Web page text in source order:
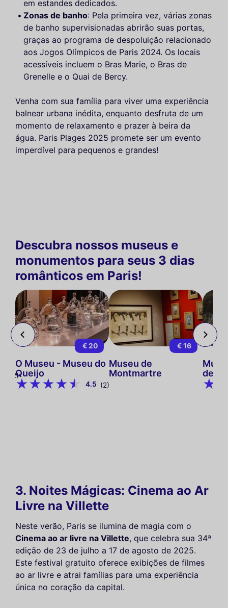
em estandes dedicados.
Zonas de banho: Pela primeira vez, várias zonas
de banho supervisionadas abrirão suas portas,
graças ao programa de despoluição relacionado
aos Jogos Olímpicos de Paris 2024. Os locais
acessíveis incluem o Bras Marie, o Bras de
Grenelle e o Quai de Bercy.
Venha com sua família para viver uma experiência
balnear urbana inédita, enquanto desfruta de um
momento de relaxamento e prazer à beira da
água. Paris Plages 2025 promete ser um evento
imperdível para pequenos e grandes!
Descubra nossos museus e
monumentos para seus 3 dias
românticos em Paris!
(12)
€ 20
O Museu - Museu do
Queijo
4.5 (2)
€ 16
Museu de
Montmartre
de
3. Noites Mágicas: Cinema ao Ar
Livre na Villette
Neste verão, Paris se ilumina de magia com o
Cinema ao ar livre na Villette, que celebra sua 34ª
edição de 23 de julho a 17 de agosto de 2025.
Este festival gratuito oferece exibições de filmes
ao ar livre e atrai famílias para uma experiência
única no coração da capital.